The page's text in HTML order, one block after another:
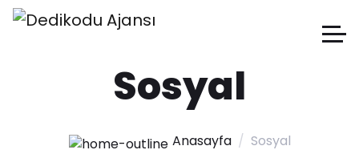
Sosyal
Anasayfa Sosyal